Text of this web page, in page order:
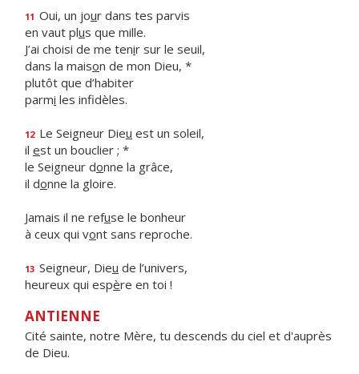
11 Oui, un jour dans tes parvis
en vaut plus que mille.
J’ai choisi de me tenir sur le seuil,
dans la maison de mon Dieu, *
plutôt que d’habiter
parmi les infidèles.
12 Le Seigneur Dieu est un soleil,
il est un bouclier ; *
le Seigneur donne la grâce,
il donne la gloire.
Jamais il ne refuse le bonheur
à ceux qui vont sans reproche.
13 Seigneur, Dieu de l’univers,
heureux qui espère en toi !
ANTIENNE
Cité sainte, notre Mère, tu descends du ciel et d'auprès
de Dieu.